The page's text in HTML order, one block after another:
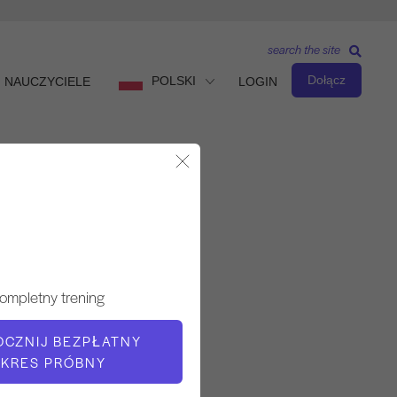
NAUCZYCIELE POLSKI LOGIN Dołącz
search the site
trening
BEZPŁATNY
PRÓBNY
Andrea Maida
CZAS WIDEO
38:16